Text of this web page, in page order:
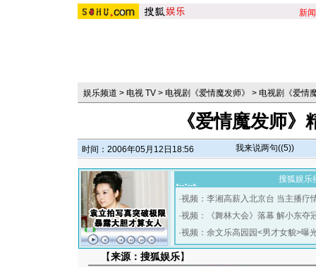
新闻
娱乐频道 > 电视 TV > 电视剧《爱情魔发师》 > 电视剧《爱情
《爱情魔发师》
时间：2006年05月12日18:56 我来说两句((5))
搜狐娱乐
·视频：李湘高薪入北京台 当主播疗
·视频：《舞林大会》落幕 解小东夺
·视频：余文乐高园园<男才女貌>曝
【来源：搜狐娱乐】